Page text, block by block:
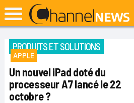
PRODUITS ET SOLUTIONS
APPLE
Un nouvel iPad doté du
processeur A7 lancé le 22
octobre ?